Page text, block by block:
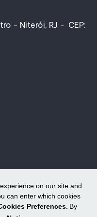
on our site and
can enter which cookies
Preferences. By
- Niterói, RJ - CEP: